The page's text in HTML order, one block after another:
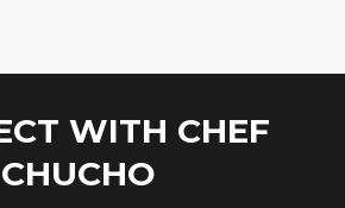
WITH CHEF
CHUCHO